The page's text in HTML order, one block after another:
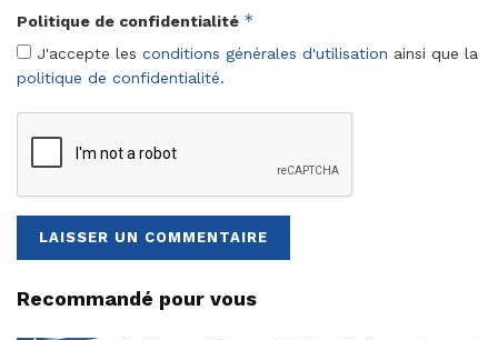
Politique de confidentialité *
J'accepte les conditions générales d'utilisation ainsi que la
politique de confidentialité.
Recommandé pour vous